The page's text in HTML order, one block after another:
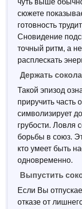
чуть выше
сюжете
готовность
Сновидение
точный ритм, а
расплескать
Держать
Такой эпизод
приручить часть
символизирует
грубости. Ловля
борьбы в союз.
кто умеет быть
одновременно.
Выпустить
Если Вы
отказе от